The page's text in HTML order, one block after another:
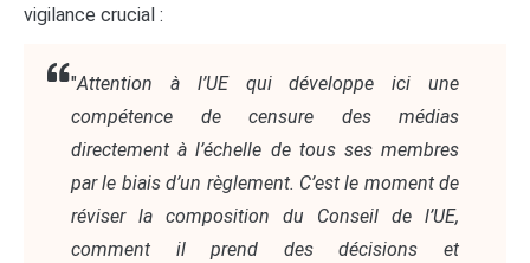
vigilance crucial :
"Attention à l’UE qui développe ici une
compétence de censure des médias
directement à l’échelle de tous ses membres
par le biais d’un règlement. C’est le moment de
réviser la composition du Conseil de l’UE,
comment il prend des décisions et